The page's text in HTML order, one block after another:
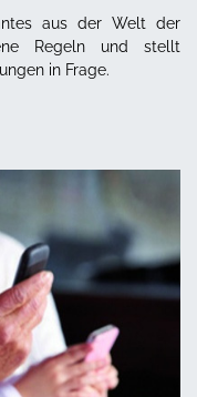
aus der Welt der
Regeln und stellt
in Frage.